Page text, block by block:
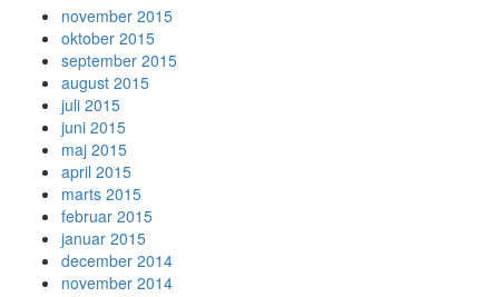
november 2015
oktober 2015
september 2015
august 2015
juli 2015
juni 2015
maj 2015
april 2015
marts 2015
februar 2015
januar 2015
december 2014
november 2014